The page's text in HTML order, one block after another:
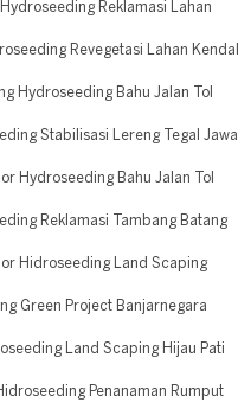
Reklamasi Lahan
Revegetasi Lahan Kendal
Hydroseeding Bahu Jalan Tol
Stabilisasi Lereng Tegal Jawa
Hydroseeding Bahu Jalan Tol
Reklamasi Tambang Batang
Hidroseeding Land Scaping
Green Project Banjarnegara
Land Scaping Hijau Pati
Penanaman Rumput